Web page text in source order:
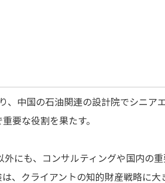
、中国の石油関連の設計院でシニア
要な役割を果たす。
にも、コンサルティングや国内の
、クライアントの知的財産戦略に大